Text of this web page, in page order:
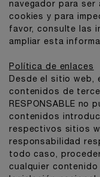
navegador para
cookies y para
favor, consulte las
ampliar esta
Política de enlaces
Desde el sitio web,
contenidos de
RESPONSABLE no
contenidos
respectivos sitios
responsabilidad
todo caso,
cualquier